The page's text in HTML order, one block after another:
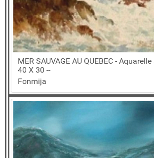
MER SAUVAGE AU QUEBEC -
40 X 30 --
Fonmija